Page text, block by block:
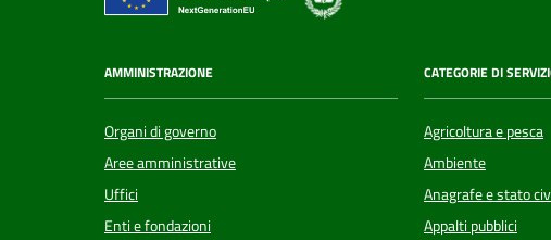
AMMINISTRAZIONE
Organi di governo
Aree amministrative
Uffici
Enti e fondazioni
CATEGORIE DI
Agricoltura e pesca
Ambiente
Anagrafe e stato
Appalti pubblici